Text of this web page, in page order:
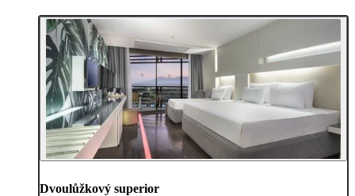
Dvoulůžkový superior